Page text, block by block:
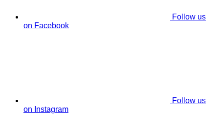
Follow us
on Facebook
Follow us
on Instagram